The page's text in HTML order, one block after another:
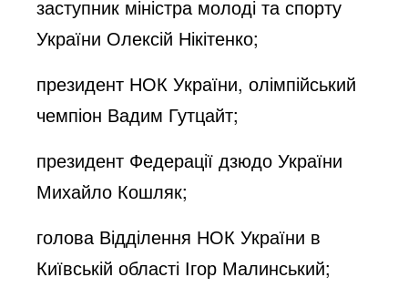
заступник міністра молоді та спорту
України Олексій Нікітенко;
президент НОК України, олімпійський
чемпіон Вадим Гутцайт;
президент Федерації дзюдо України
Михайло Кошляк;
голова Відділення НОК України в
Київській області Ігор Малинський;